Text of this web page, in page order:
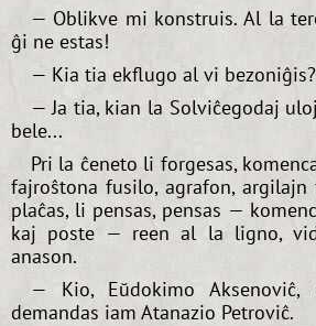
— Oblikve mi konstruis. Al la
ĝi ne estas!
— Kia tia ekflugo al vi bezoniĝis?
— Ja tia, kian la Solviĉegodaj
bele...
Pri la ĉeneto li forgesas,
fajroŝtona fusilo, agrafon,
plaĉas, li pensas, pensas —
kaj poste — reen al la ligno,
anason.
— Kio, Eŭdokimo
demandas iam Atanazio Petroviĉ.